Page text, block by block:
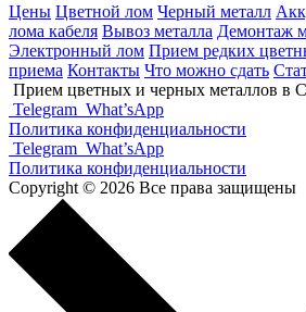
Цены Цветной лом Черный металл
лома кабеля Вывоз металла Демонтаж
Электронный лом Прием редких
приема Контакты Что можно сдать
Прием цветных и черных металлов в
Telegram What’sApp
Политика конфиденциальности
Telegram What’sApp
Политика конфиденциальности
Copyright © 2026 Все права защищены